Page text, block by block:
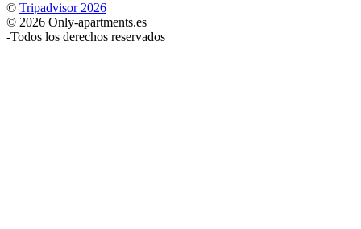
© Tripadvisor 2026
© 2026 Only-apartments.es
-Todos los derechos reservados